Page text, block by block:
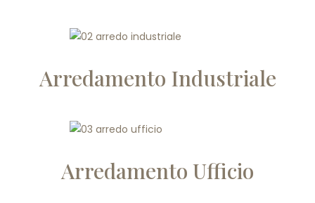
Arredamento Industriale
Arredamento Ufficio